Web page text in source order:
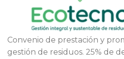
Convenio de prestación y
gestión de residuos. 25% de